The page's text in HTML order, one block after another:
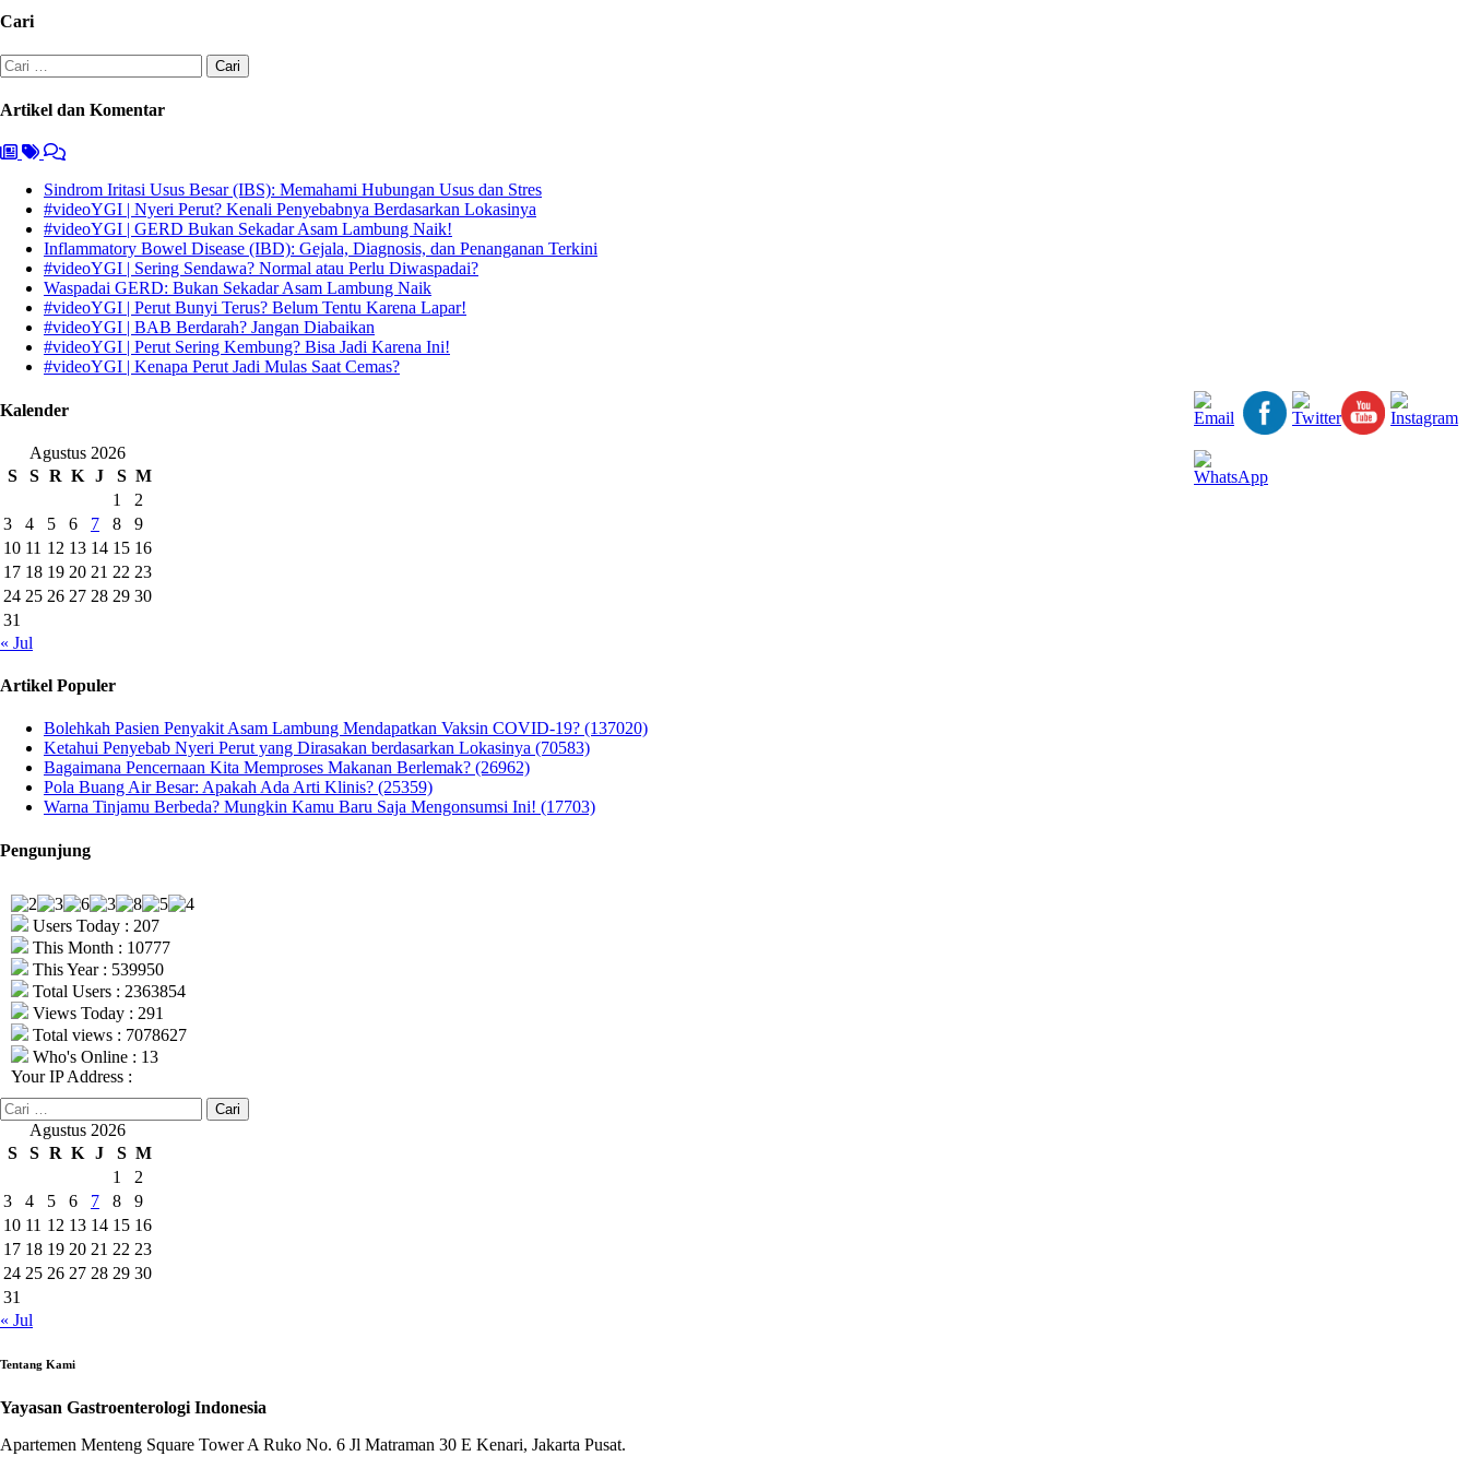
Cari
Cari
untuk:
Artikel dan Komentar
Sindrom Iritasi Usus Besar (IBS): Memahami Hubungan Usus dan Stres
#videoYGI | Nyeri Perut? Kenali Penyebabnya Berdasarkan Lokasinya
#videoYGI | GERD Bukan Sekadar Asam Lambung Naik!
Inflammatory Bowel Disease (IBD): Gejala, Diagnosis, dan Penanganan Terkini
#videoYGI | Sering Sendawa? Normal atau Perlu Diwaspadai?
Waspadai GERD: Bukan Sekadar Asam Lambung Naik
#videoYGI | Perut Bunyi Terus? Belum Tentu Karena Lapar!
#videoYGI | BAB Berdarah? Jangan Diabaikan
#videoYGI | Perut Sering Kembung? Bisa Jadi Karena Ini!
#videoYGI | Kenapa Perut Jadi Mulas Saat Cemas?
Kalender
Agustus 2026
S
S R K J S M
1
2
3
4 5 6 7 8
9
10 11 12 13 14 15 16
17 18 19 20 21 22 23
24 25 26 27 28 29 30
31
« Jul
Artikel Populer
Bolehkah Pasien Penyakit Asam Lambung Mendapatkan Vaksin COVID-19? (137020)
Ketahui Penyebab Nyeri Perut yang Dirasakan berdasarkan Lokasinya (70583)
Bagaimana Pencernaan Kita Memproses Makanan Berlemak? (26962)
Pola Buang Air Besar: Apakah Ada Arti Klinis? (25359)
Warna Tinjamu Berbeda? Mungkin Kamu Baru Saja Mengonsumsi Ini! (17703)
Pengunjung
Users Today : 207
This Month : 10777
This Year : 539950
Total Users : 2363854
Views Today : 291
Total views : 7078627
Who's Online : 13
Your IP Address :
Cari
untuk:Agustus 2026
S
S R K J S M
1
2
3
4 5 6 7 8
9
10 11 12 13 14 15 16
17 18 19 20 21 22 23
24 25 26 27 28 29 30
31
« Jul
Tentang Kami
Yayasan Gastroenterologi Indonesia
Apartemen Menteng Square Tower A Ruko No. 6 Jl Matraman 30 E Kenari, Jakarta Pusat.